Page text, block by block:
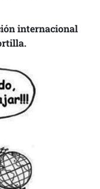
DE LAS
internacional